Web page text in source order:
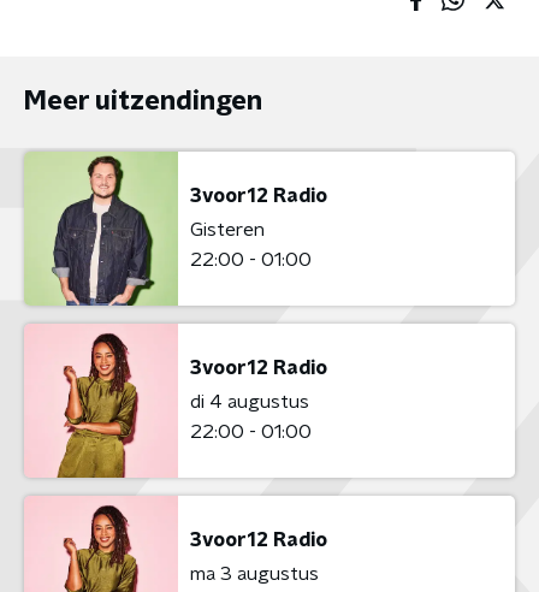
Meer uitzendingen
3voor12 Radio
Gisteren
22:00 - 01:00
3voor12 Radio
di 4 augustus
22:00 - 01:00
3voor12 Radio
ma 3 augustus